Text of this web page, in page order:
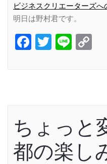
ビジネスクリエーターズへ
明日は野村君です。
Facebook
Twitter
Line
ちょっと
都の楽し